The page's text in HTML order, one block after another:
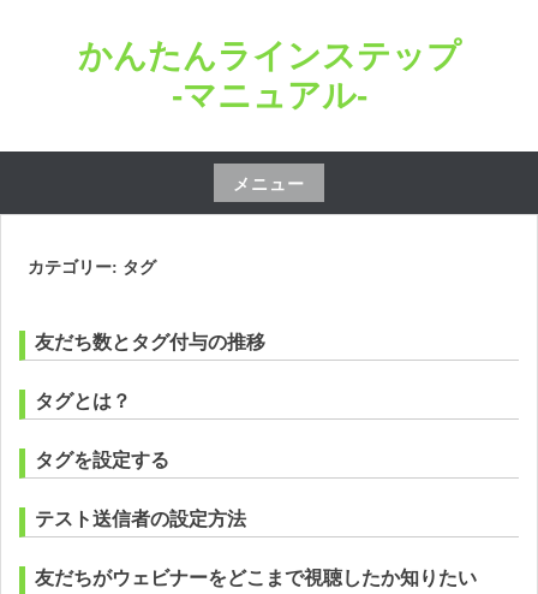
ス
かんたんラインステップ
-マニュアル-
メニュー
コ
キ
ッ
プ
カテゴリー: タグ
友だち数とタグ付与の推移
タグとは？
タグを設定する
テスト送信者の設定方法
友だちがウェビナーをどこまで視聴したか知りたい